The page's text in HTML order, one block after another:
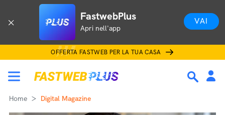
FastwebPlus
Apri nell'app
VAI
OFFERTA FASTWEB PER LA TUA CASA
Home Digital Magazine